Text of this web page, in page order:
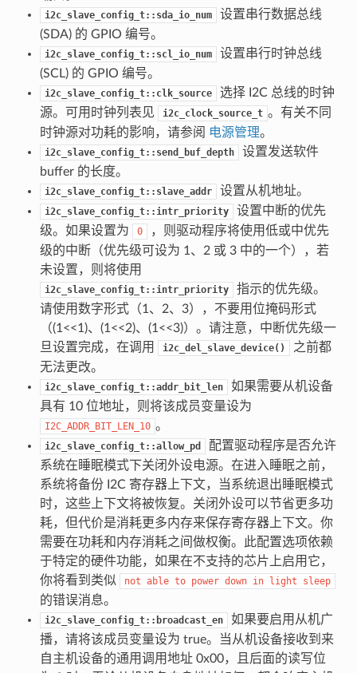
i2c_slave_config_t::sda_io_num
设置串行数据总线
(SDA) 的 GPIO 编号。
i2c_slave_config_t::scl_io_num
设置串行时钟总线
(SCL) 的 GPIO 编号。
i2c_slave_config_t::clk_source
选择 I2C 总线的时钟
源。可用时钟列表见
i2c_clock_source_t 。有关不同
时钟源对功耗的影响，请参阅 电源管理。
i2c_slave_config_t::send_buf_depth
设置发送软件
buffer 的长度。
i2c_slave_config_t::slave_addr 设置从机地址。
i2c_slave_config_t::intr_priority
设置中断的优先
级。如果设置为
0
，则驱动程序将使用低或中优先
级的中断（优先级可设为 1、2 或 3 中的一个），若
未设置，则将使用
i2c_slave_config_t::intr_priority
指示的优先级。
请使用数字形式（1、2、3），不要用位掩码形式
（(1<<1)、(1<<2)、(1<<3)）。请注意，中断优先级一
旦设置完成，在调用
i2c_del_slave_device()
之前都
无法更改。
i2c_slave_config_t::addr_bit_len
如果需要从机设备
具有 10 位地址，则将该成员变量设为
I2C_ADDR_BIT_LEN_10 。
i2c_slave_config_t::allow_pd
配置驱动程序是否允许
系统在睡眠模式下关闭外设电源。在进入睡眠之前，
系统将备份 I2C 寄存器上下文，当系统退出睡眠模式
时，这些上下文将被恢复。关闭外设可以节省更多功
耗，但代价是消耗更多内存来保存寄存器上下文。你
需要在功耗和内存消耗之间做权衡。此配置选项依赖
于特定的硬件功能，如果在不支持的芯片上启用它，
你将看到类似
not able to power down in light sleep
的错误消息。
i2c_slave_config_t::broadcast_en
如果要启用从机广
播，请将该成员变量设为 true。当从机设备接收到来
自主机设备的通用调用地址 0x00，且后面的读写位